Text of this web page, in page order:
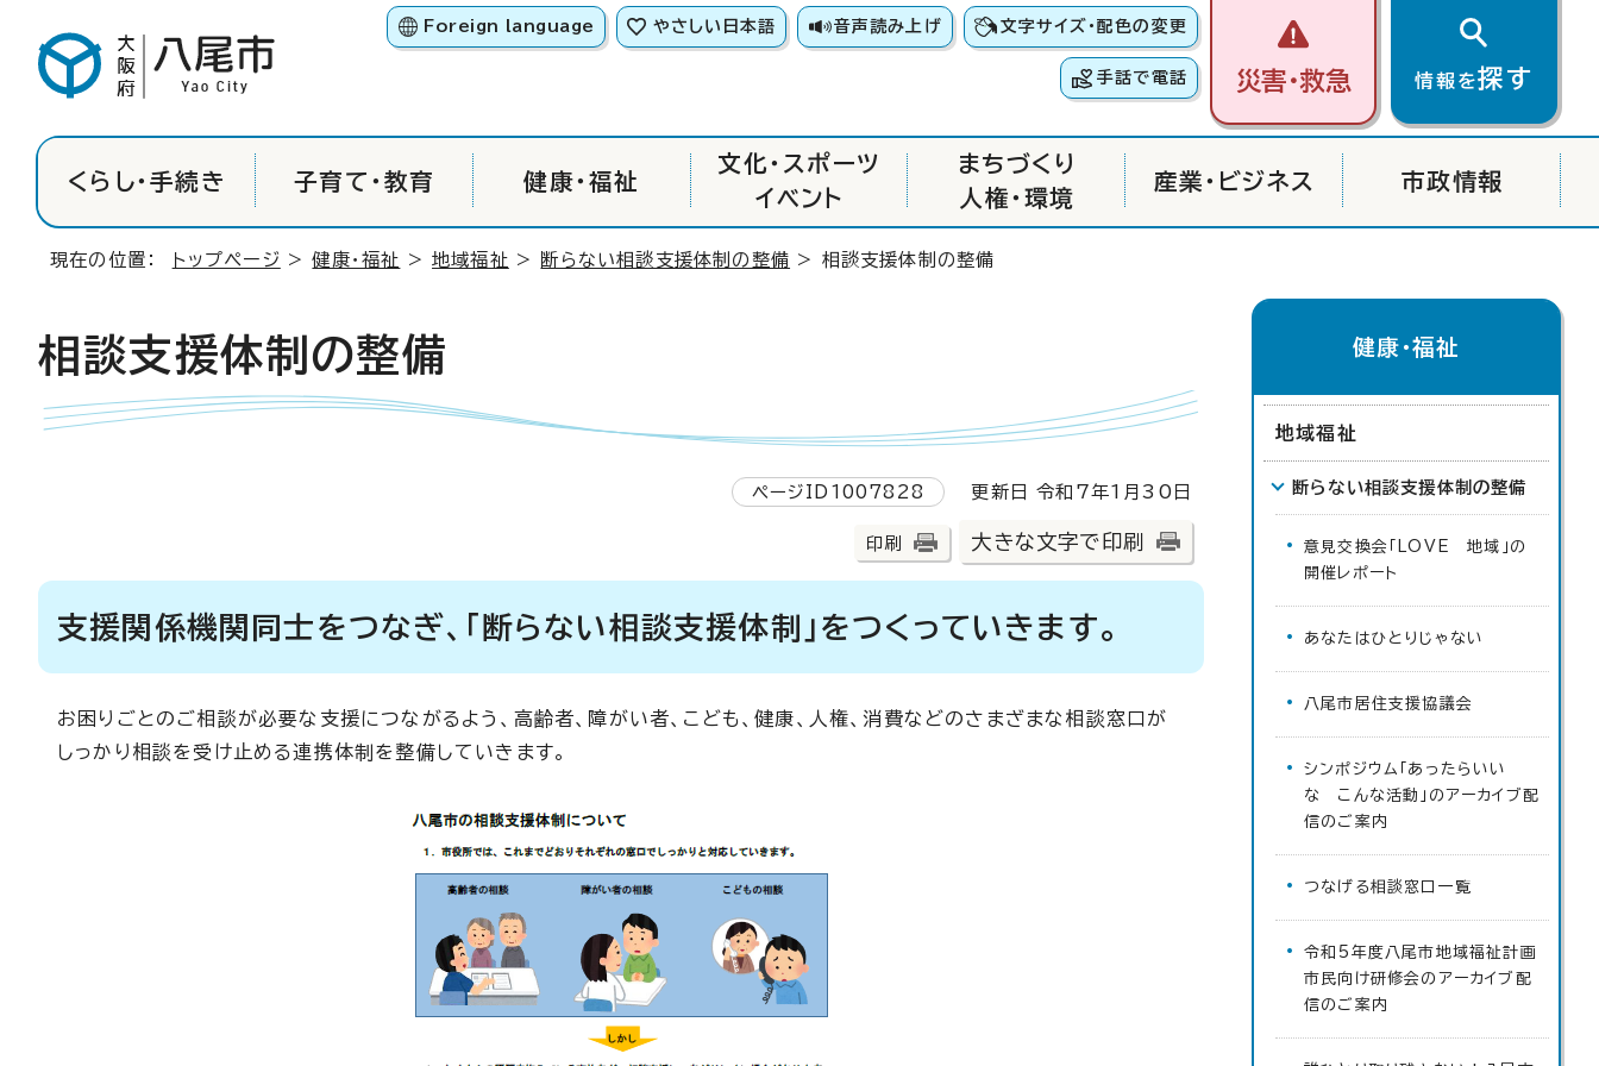
Foreign language やさしい日本語 音声読み上げ 文字サイズ・配色の変更
手話で電話 災害・救急 情報を探す
くらし・手続き 子育て・教育 健康・福祉
文化・スポーツ
イベント
まちづくり
人権・環境
産業・ビジネス 市政情報
現在の位置： トップページ >健康・福祉 >地域福祉 > 断らない相談支援体制の整備 > 相談支援体制の整備
相談支援体制の整備
ページID1007828 更新日 令和7年1月30日
印刷 大きな文字で印刷
支援関係機関同士をつなぎ、「断らない相談支援体制」をつくっていきます。
お困りごとのご相談が必要な支援につながるよう、高齢者、障がい者、こども、健康、人権、消費などのさまざまな相談窓口が
しっかり相談を受け止める連携体制を整備していきます。
健康・福祉
地域福祉
断らない相談支援体制の整備
意見交換会「LOVE 地域」の
開催レポート
あなたはひとりじゃない
八尾市居住支援協議会
シンポジウム「あったらいい
な こんな活動」のアーカイブ配
信のご案内
つなげる相談窓口一覧
令和5年度八尾市地域福祉計画
市民向け研修会のアーカイブ配
信のご案内